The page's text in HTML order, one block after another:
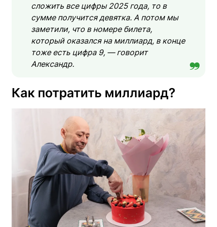
сложить все цифры 2025 года, то в
сумме получится девятка. А потом мы
заметили, что в номере билета,
который оказался на миллиард, в конце
тоже есть цифра 9, — говорит
Александр.
Как потратить миллиард?